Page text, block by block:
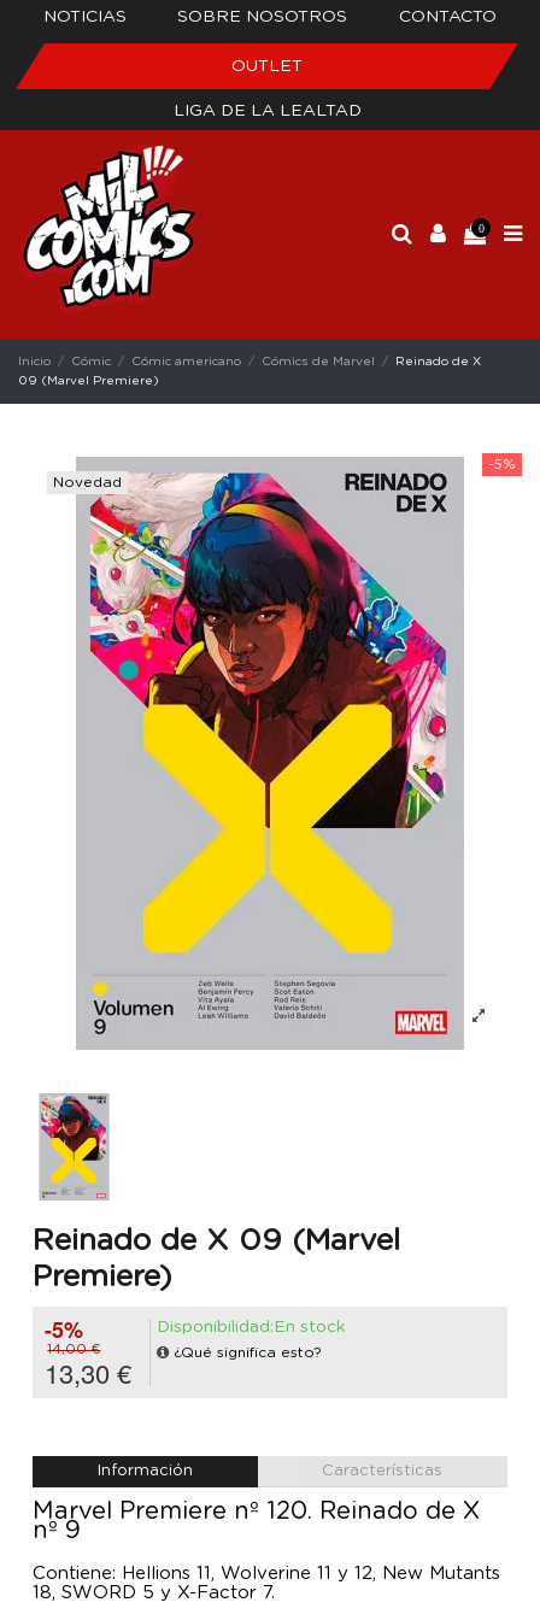
NOTICIAS SOBRE NOSOTROS CONTACTO
OUTLET
LIGA DE LA LEALTAD
0
Inicio Cómic Cómic americano Cómics de Marvel
Reinado de X
09 (Marvel Premiere)
-5%
Novedad
Reinado de X 09 (Marvel
Premiere)
-5%
14,00 €
13,30 €
Disponibilidad:En stock
¿Qué significa esto?
Información Características
Marvel Premiere nº 120. Reinado de X
nº 9
Contiene: Hellions 11, Wolverine 11 y 12, New Mutants
18, SWORD 5 y X-Factor 7.